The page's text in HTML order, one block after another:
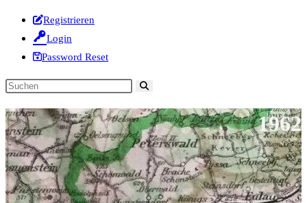
Registrieren
Login
Password Reset
Diese
durchsuchen
1962